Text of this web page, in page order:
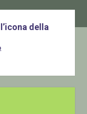
della